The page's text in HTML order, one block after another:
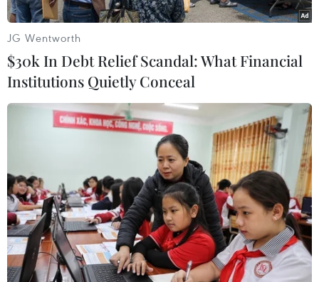
Ảnh minh họa. (Nguồn: TTXVN)
Ngày 27/10, Tổng cục Thống kê đã công bố Báo
cáo Tình hình kinh tế-xã hội mười tháng và cho
JG Wentworth
$30k In Debt Relief Scandal: What Financial
Institutions Quietly Conceal